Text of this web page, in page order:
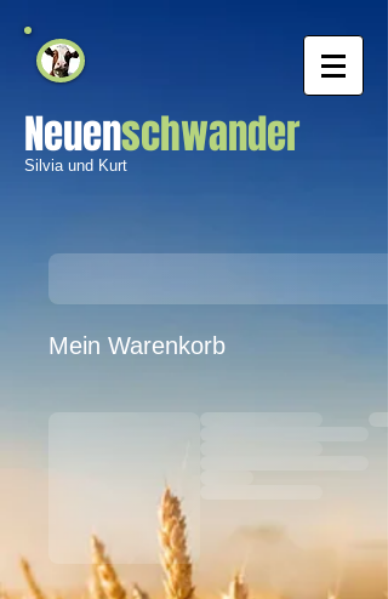
Neuenschwander
Silvia und Kurt
Mein Warenkorb